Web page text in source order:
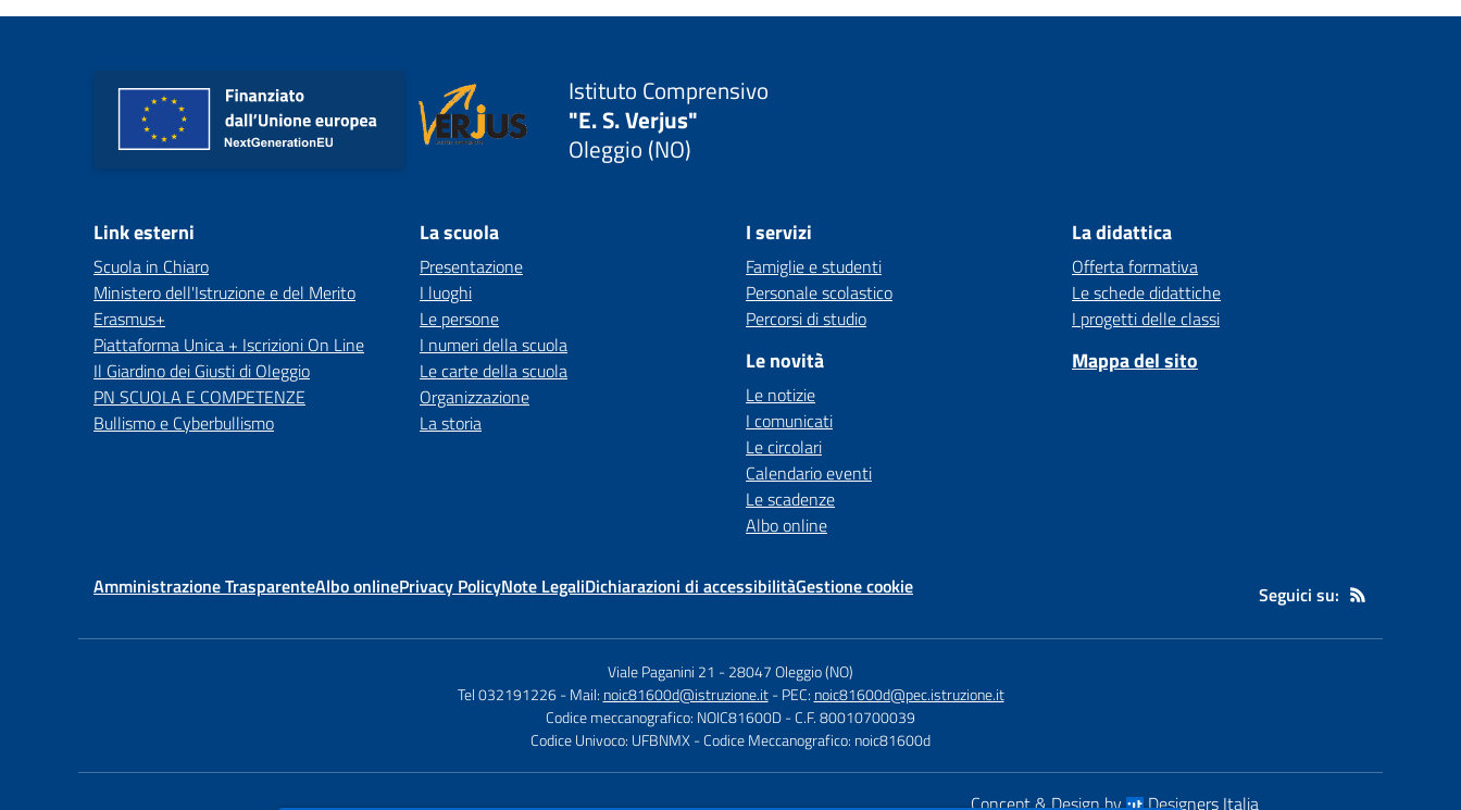
Istituto Comprensivo
"E. S. Verjus"
Oleggio (NO)
Link esterni
Scuola in Chiaro
Ministero dell'Istruzione e del Merito
Erasmus+
Piattaforma Unica + Iscrizioni On Line
Il Giardino dei Giusti di Oleggio
PN SCUOLA E COMPETENZE
Bullismo e Cyberbullismo
La scuola
Presentazione
I luoghi
Le persone
I numeri della scuola
Le carte della scuola
Organizzazione
La storia
I servizi
Famiglie e studenti
Personale scolastico
Percorsi di studio
Le novità
Le notizie
I comunicati
Le circolari
Calendario eventi
Le scadenze
Albo online
La didattica
Offerta formativa
Le schede didattiche
I progetti delle classi
Mappa del sito
Amministrazione TrasparenteAlbo onlinePrivacy PolicyNote LegaliDichiarazioni di accessibilitàGestione cookie Seguici su:
Viale Paganini 21 -28047 Oleggio (NO)
Tel 032191226 - Mail: noic81600d@istruzione.it - PEC: noic81600d@pec.istruzione.it
Codice meccanografico: NOIC81600D- C.F. 80010700039
Codice Univoco: UFBNMX- Codice Meccanografico: noic81600d
Concept & Design by Designers Italia